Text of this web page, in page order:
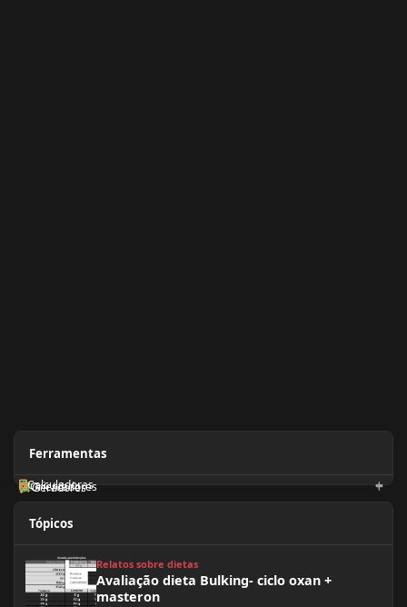
Ferramentas
Geradores
Orientadores
Calculadoras
Tópicos
Relatos sobre dietas
Avaliação dieta Bulking- ciclo oxan +
masteron